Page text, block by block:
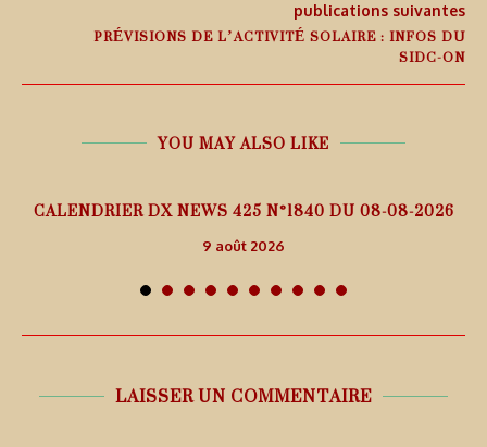
publications suivantes
PRÉVISIONS DE L’ACTIVITÉ SOLAIRE : INFOS DU
SIDC-ON
YOU MAY ALSO LIKE
CALENDRIER DX NEWS 425 N°1840 DU 08-08-2026
9 août 2026
LAISSER UN COMMENTAIRE